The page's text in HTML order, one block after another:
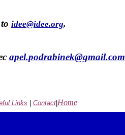
idee@idee.org.
apel.podrabinek@gmail.com
Links Contact Home